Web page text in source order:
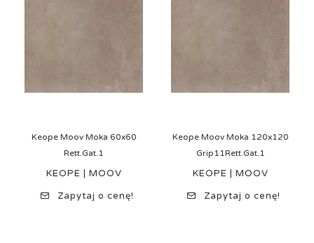
Keope Moov Moka 60x60
Rett.Gat.1
KEOPE | MOOV
Zapytaj o cenę!
Keope Moov Moka 120x120
Grip11Rett.Gat.1
KEOPE | MOOV
Zapytaj o cenę!